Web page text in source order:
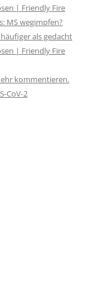
| Friendly Fire
MS wegimpfen?
als gedacht
| Friendly Fire
kommentieren.
CoV-2